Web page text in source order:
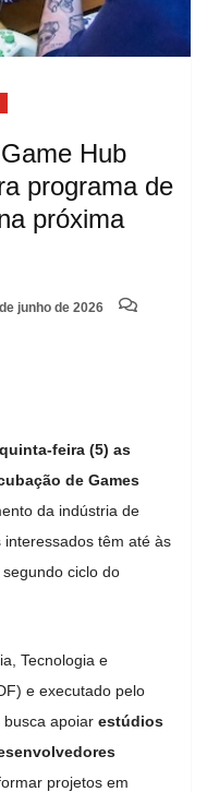
Hub
programa de
próxima
junho de 2026
feira (5) as
de Games
da indústria de
têm até às
ciclo do
Tecnologia e
e executado pelo
busca apoiar estúdios
projetos em